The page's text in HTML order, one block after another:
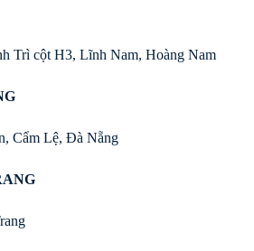
Trì cột H3, Lĩnh Nam, Hoàng Nam
Cẩm Lệ, Đà Nẵng